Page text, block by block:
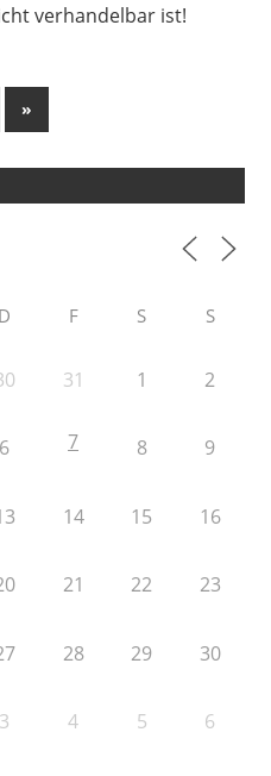
verhandelbar ist!
Nächste
Beiträge
»
D F S S
31 1 2
6 7 8 9
14 15 16
21 22 23
28 29 30
3 4 5 6